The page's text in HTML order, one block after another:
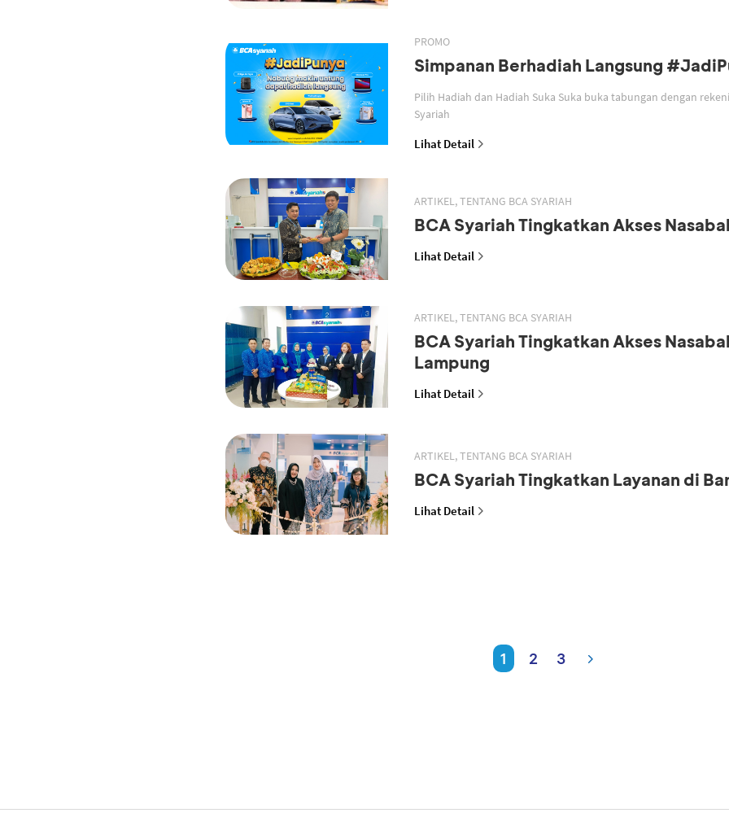
PROMO
Simpanan Berhadiah Langsung
Pilih Hadiah dan Hadiah Suka Suka buka tabungan dengan
Syariah
Lihat Detail
ARTIKEL, TENTANG BCA SYARIAH
BCA Syariah Tingkatkan Akses
Lihat Detail
ARTIKEL, TENTANG BCA SYARIAH
BCA Syariah Tingkatkan Akses
Lampung
Lihat Detail
ARTIKEL, TENTANG BCA SYARIAH
BCA Syariah Tingkatkan Layanan di
Lihat Detail
1 2 3